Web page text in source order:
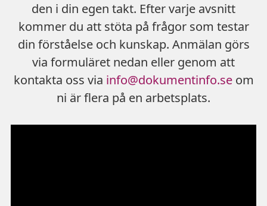
den i din egen takt. Efter varje avsnitt
kommer du att stöta på frågor som testar
din förståelse och kunskap. Anmälan görs
via formuläret nedan eller genom att
kontakta oss via info@dokumentinfo.seom
ni är flera på en arbetsplats.